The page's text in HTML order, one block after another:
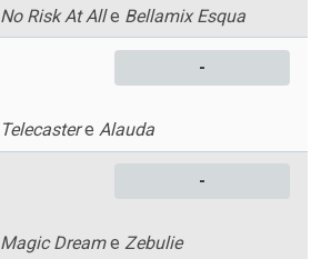
No Risk At Alle Bellamix Esqua
-
Telecastere Alauda
-
Magic Dreame Zebulie